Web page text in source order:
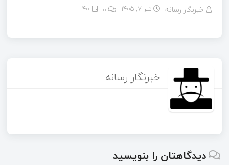
خبرنگار رسانه تیر ۷, ۱۴۰۵ 40
خبرنگار رسانه
دیدگاهتان را بنویسید